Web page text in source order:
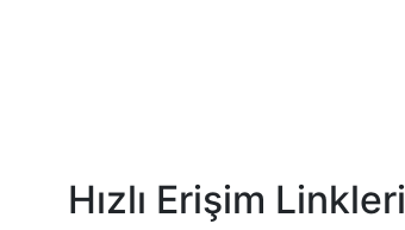
Hızlı Erişim Linkleri